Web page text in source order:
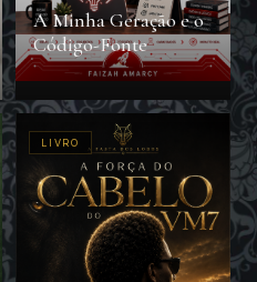
A Minha Geração e o
Código-Fonte
LIVRO